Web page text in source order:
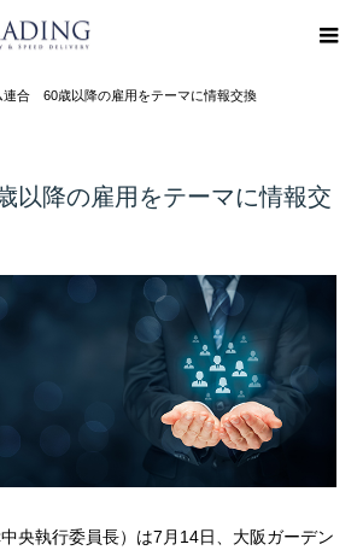
連合 60歳以降の雇用をテーマに情報交換
以降の雇用をテーマに情報交
央執行委員長）は7月14日、大阪ガーデン